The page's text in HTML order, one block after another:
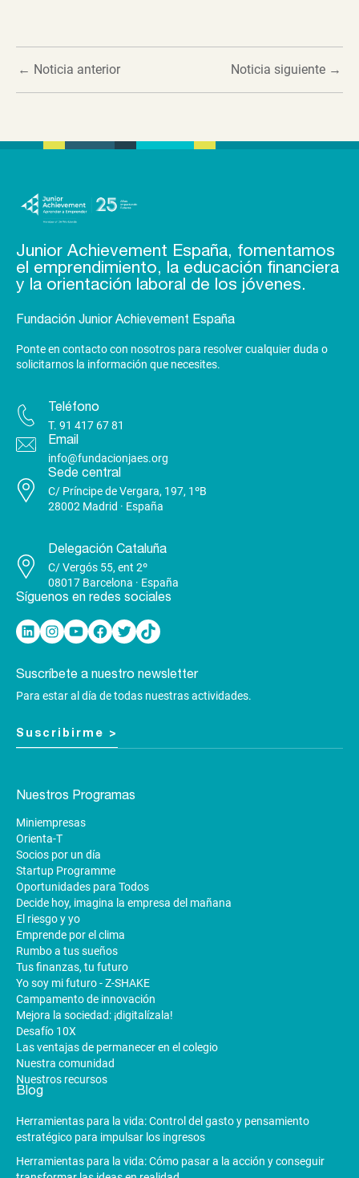
← Noticia anterior Noticia siguiente →
Junior Achievement España, fomentamos
el emprendimiento, la educación financiera
y la orientación laboral de los jóvenes.
Fundación Junior Achievement España
Ponte en contacto con nosotros para resolver cualquier duda o
solicitarnos la información que necesites.
Teléfono
T. 91 417 67 81
Email
info@fundacionjaes.org
Sede central
C/ Príncipe de Vergara, 197, 1ºB
28002 Madrid · España
Delegación Cataluña
C/ Vergós 55, ent 2º
08017 Barcelona · España
Síguenos en redes sociales
Linkedin Instagram YouTube Facebook Twitter TikTok
Suscríbete a nuestro newsletter
Para estar al día de todas nuestras actividades.
Suscribirme >
Nuestros Programas
Miniempresas
Orienta-T
Socios por un día
Startup Programme
Oportunidades para Todos
Decide hoy, imagina la empresa del mañana
El riesgo y yo
Emprende por el clima
Rumbo a tus sueños
Tus finanzas, tu futuro
Yo soy mi futuro - Z-SHAKE
Campamento de innovación
Mejora la sociedad: ¡digitalízala!
Desafío 10X
Las ventajas de permanecer en el colegio
Nuestra comunidad
Nuestros recursos
Blog
Herramientas para la vida: Control del gasto y pensamiento
estratégico para impulsar los ingresos
Herramientas para la vida: Cómo pasar a la acción y conseguir